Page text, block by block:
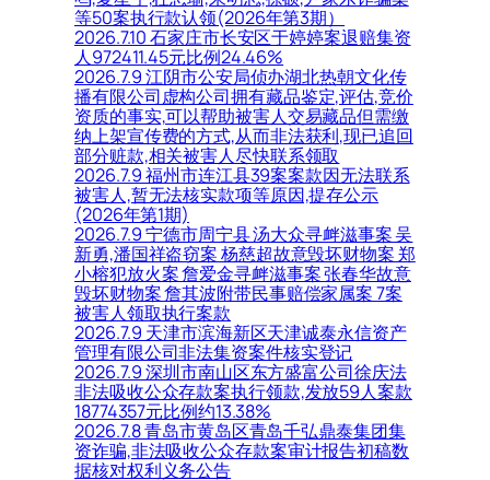
等50案执行款认领(2026年第3期）
2026.7.10 石家庄市长安区于婷婷案退赔集资
人972411.45元比例24.46%
2026.7.9 江阴市公安局侦办湖北热朝文化传
播有限公司虚构公司拥有藏品鉴定,评估,竞价
资质的事实,可以帮助被害人交易藏品但需缴
纳上架宣传费的方式,从而非法获利,现已追回
部分赃款,相关被害人尽快联系领取
2026.7.9 福州市连江县39案案款因无法联系
被害人,暂无法核实款项等原因,提存公示
(2026年第1期)
2026.7.9 宁德市周宁县 汤大众寻衅滋事案 吴
新勇,潘国祥盗窃案 杨慈超故意毁坏财物案 郑
小榕犯放火案 詹爱金寻衅滋事案 张春华故意
毁坏财物案 詹其波附带民事赔偿家属案 7案
被害人领取执行案款
2026.7.9 天津市滨海新区天津诚泰永信资产
管理有限公司非法集资案件核实登记
2026.7.9 深圳市南山区东方盛富公司徐庆法
非法吸收公众存款案执行领款,发放59人案款
18774357元比例约13.38%
2026.7.8 青岛市黄岛区青岛千弘鼎泰集团集
资诈骗,非法吸收公众存款案审计报告初稿数
据核对权利义务公告